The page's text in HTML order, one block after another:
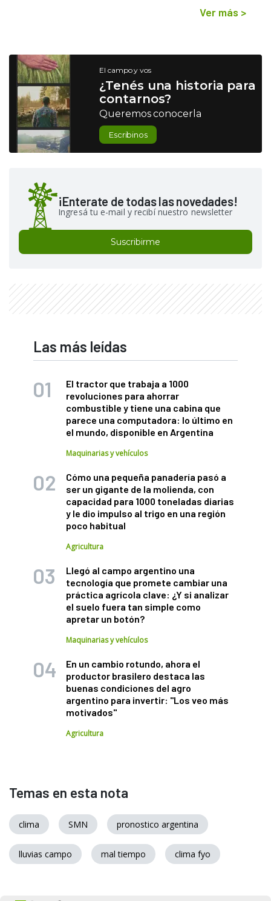
Ver más >
El campo y vos
¿Tenés una historia para
contarnos?
Queremos conocerla
Escribinos
¡Enterate de todas las novedades!
Ingresá tu e-mail y recibí nuestro newsletter
Suscribirme
Las más leídas
El tractor que trabaja a 1000
revoluciones para ahorrar
combustible y tiene una cabina que
parece una computadora: lo último en
el mundo, disponible en Argentina
Maquinarias y vehículos
Cómo una pequeña panadería pasó a
ser un gigante de la molienda, con
capacidad para 1000 toneladas diarias
y le dio impulso al trigo en una región
poco habitual
Agricultura
Llegó al campo argentino una
tecnología que promete cambiar una
práctica agrícola clave: ¿Y si analizar
el suelo fuera tan simple como
apretar un botón?
Maquinarias y vehículos
En un cambio rotundo, ahora el
productor brasilero destaca las
buenas condiciones del agro
argentino para invertir: "Los veo más
motivados"
Agricultura
Temas en esta nota
clima SMN pronostico argentina
lluvias campo mal tiempo clima fyo